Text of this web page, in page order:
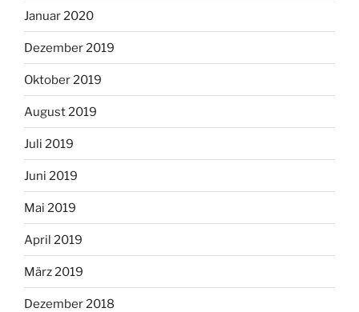
Januar 2020
Dezember 2019
Oktober 2019
August 2019
Juli 2019
Juni 2019
Mai 2019
April 2019
März 2019
Dezember 2018